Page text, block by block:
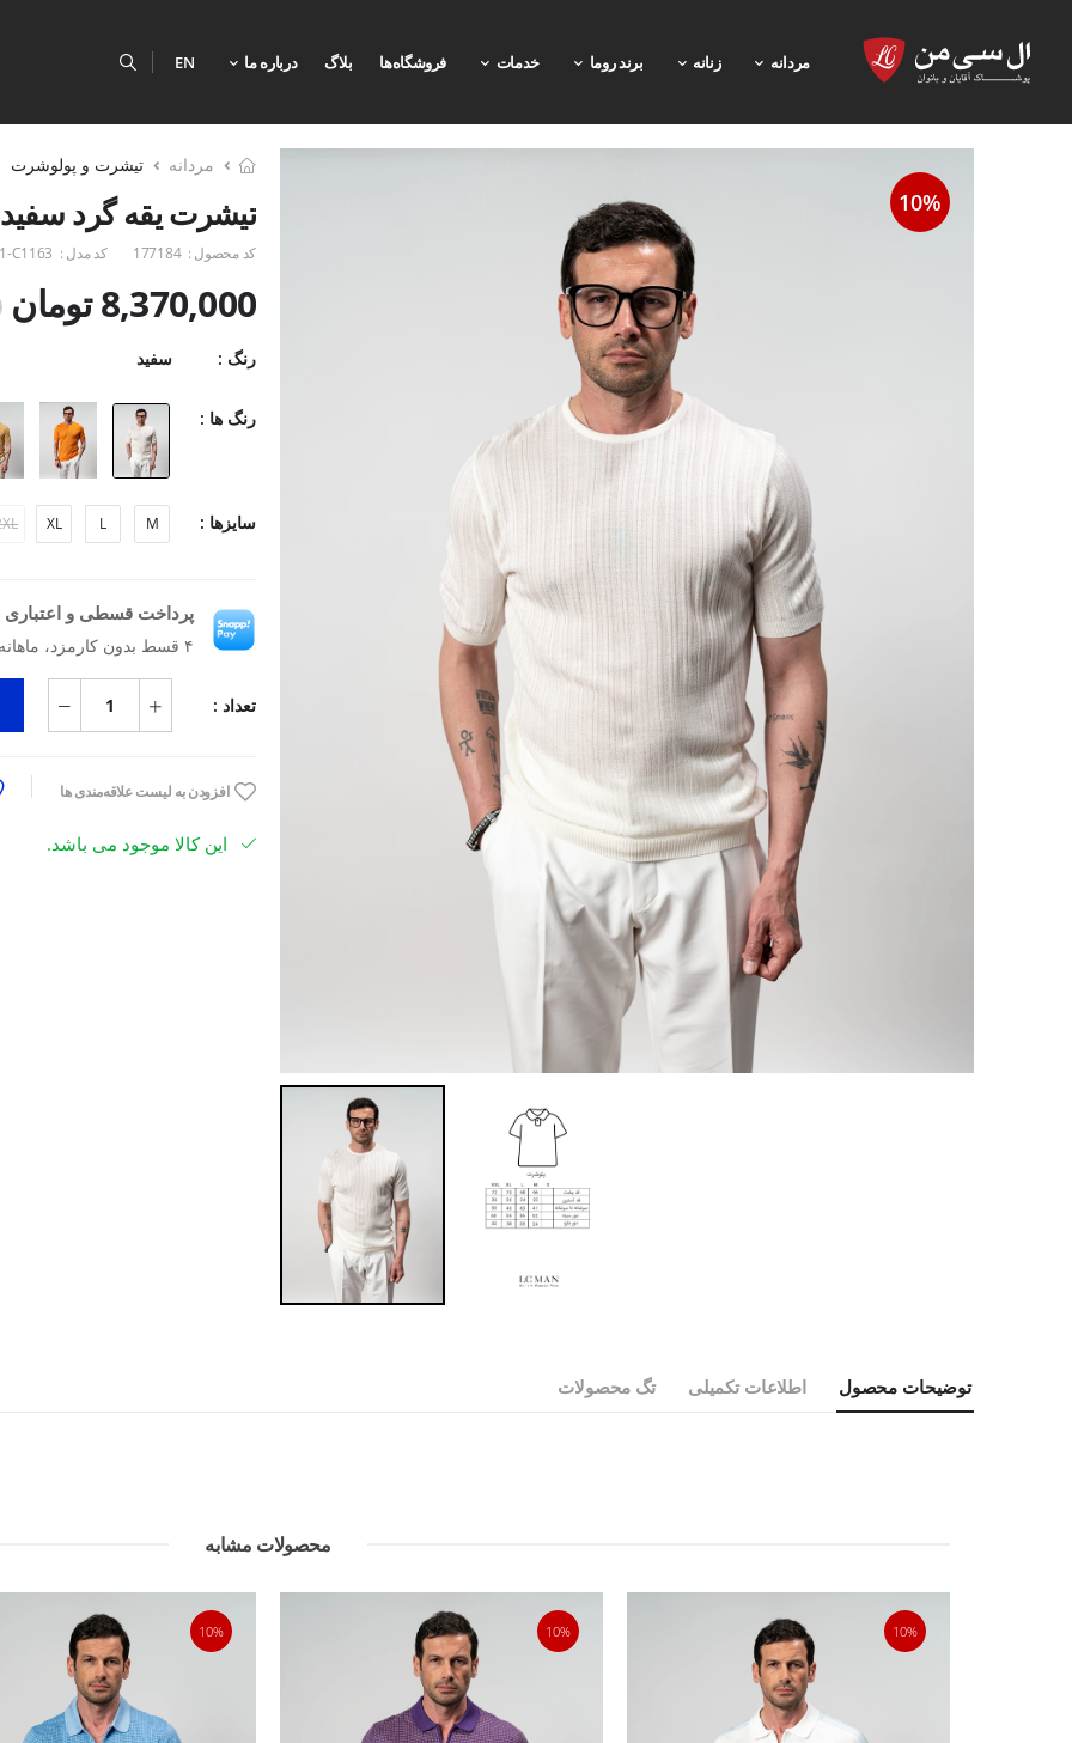
مردانه زنانه برند روما خدمات فروشگاه‌ها بلاگ درباره ما EN
10%
مردانه تیشرت و پولوشرت
تیشرت یقه گرد سفید
کد محصول : 177184 کد مدل : C1163
8,370,000 تومان
رنگ : سفید
رنگ ها :
سایزها : M
L
XL
پرداخت قسطی و اعتباری
۴ قسط بدون کارمزد، ماهانه ۲٬۰۹۲٬۵۰۰ تومان
تعداد :
افزودن به لیست علاقه‌مندی ها
این کالا موجود می باشد.
توضیحات محصول اطلاعات تکمیلی تگ محصولات
محصولات مشابه
10%
10%
10%